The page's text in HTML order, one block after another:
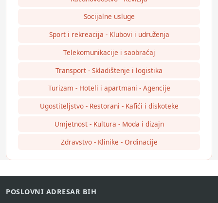
Socijalne usluge
Sport i rekreacija - Klubovi i udruženja
Telekomunikacije i saobraćaj
Transport - Skladištenje i logistika
Turizam - Hoteli i apartmani - Agencije
Ugostiteljstvo - Restorani - Kafići i diskoteke
Umjetnost - Kultura - Moda i dizajn
Zdravstvo - Klinike - Ordinacije
POSLOVNI ADRESAR BIH